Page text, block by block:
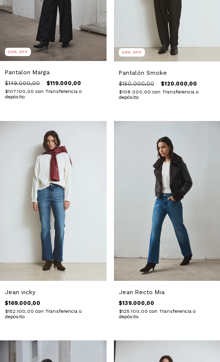
20% OFF
Pantalon Marga
$149.000,00 $119.000,00
$107.100,00 con Transferencia o
depósito
20% OFF
Pantalón Smoke
$150.000,00 $120.000,00
$108.000,00 con Transferencia o
depósito
Jean vicky
$169.000,00
$152.100,00 con Transferencia o
depósito
Jean Recto Mia
$139.000,00
$125.100,00 con Transferencia o
depósito